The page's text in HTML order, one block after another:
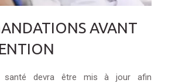
AVANT
devra être mis à jour afin